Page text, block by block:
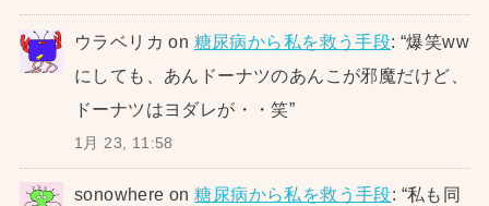
ウラベリカ on 糖尿病から私を救う手段: “爆笑ww
にしても、あんドーナツのあんこが邪魔だけど、
ドーナツはヨダレが・・笑”
1月 23, 11:58
sonowhere on糖尿病から私を救う手段: “私も同